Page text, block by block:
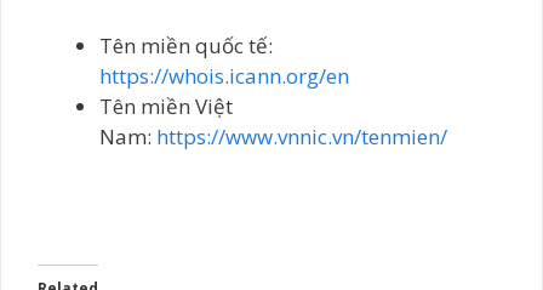
Tên miền quốc tế:
https://whois.icann.org/en
Tên miền Việt
Nam: https://www.vnnic.vn/tenmien/